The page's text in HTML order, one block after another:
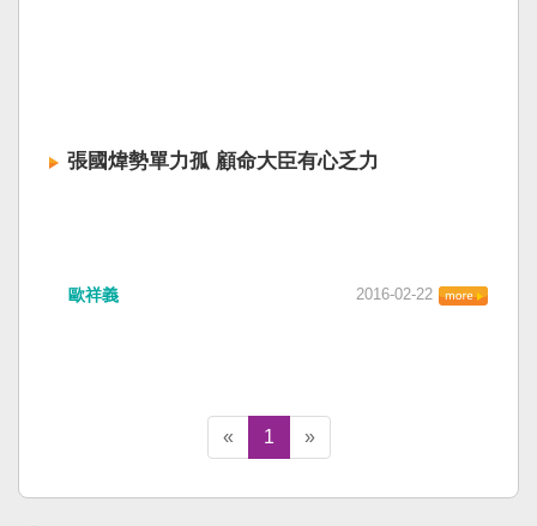
張國煒勢單力孤 顧命大臣有心乏力
歐祥義 2016-02-22
« 1 »